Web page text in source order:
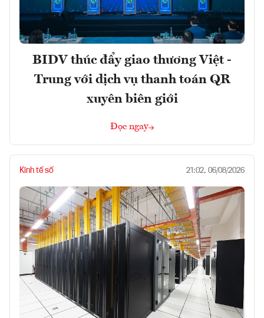
BIDV thúc đẩy giao thương Việt -
Trung với dịch vụ thanh toán QR
xuyên biên giới
Đọc ngay
Kinh tế số 21:02, 06/08/2026